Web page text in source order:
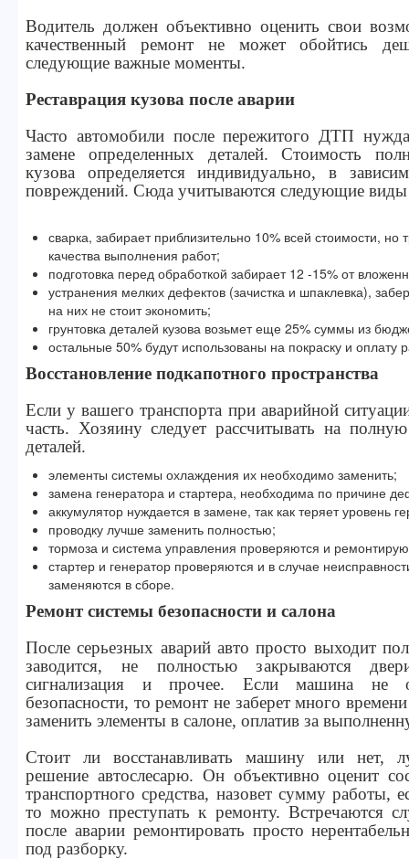
Водитель должен объективно оценить свои
качественный ремонт не может обойтись
следующие важные моменты.
Реставрация кузова после аварии
Часто автомобили после пережитого ДТП
замене определенных деталей. Стоимость
кузова определяется индивидуально, в
повреждений. Сюда учитываются следующие виды
сварка, забирает приблизительно 10% всей стоимости, но
качества выполнения работ;
подготовка перед обработкой забирает 12 -15% от
устранения мелких дефектов (зачистка и шпаклевка),
на них не стоит экономить;
грунтовка деталей кузова возьмет еще 25% суммы из
остальные 50% будут использованы на покраску и оплату
Восстановление подкапотного пространства
Если у вашего транспорта при аварийной
часть. Хозяину следует рассчитывать на
деталей.
элементы системы охлаждения их необходимо заменить;
замена генератора и стартера, необходима по причине
аккумулятор нуждается в замене, так как теряет уровень
проводку лучше заменить полностью;
тормоза и система управления проверяются и
стартер и генератор проверяются и в случае
заменяются в сборе.
Ремонт системы безопасности и салона
После серьезных аварий авто просто выходит
заводится, не полностью закрываются
сигнализация и прочее. Если машина не
безопасности, то ремонт не заберет много
заменить элементы в салоне, оплатив за
Стоит ли восстанавливать машину или нет,
решение автослесарю. Он объективно оценит
транспортного средства, назовет сумму работы,
то можно преступать к ремонту. Встречаются
после аварии ремонтировать просто
под разборку.